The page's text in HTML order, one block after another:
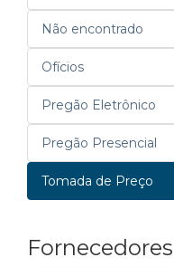
Não encontrado
Ofícios
Pregão Eletrônico
Pregão Presencial
Tomada de Preço
Fornecedores